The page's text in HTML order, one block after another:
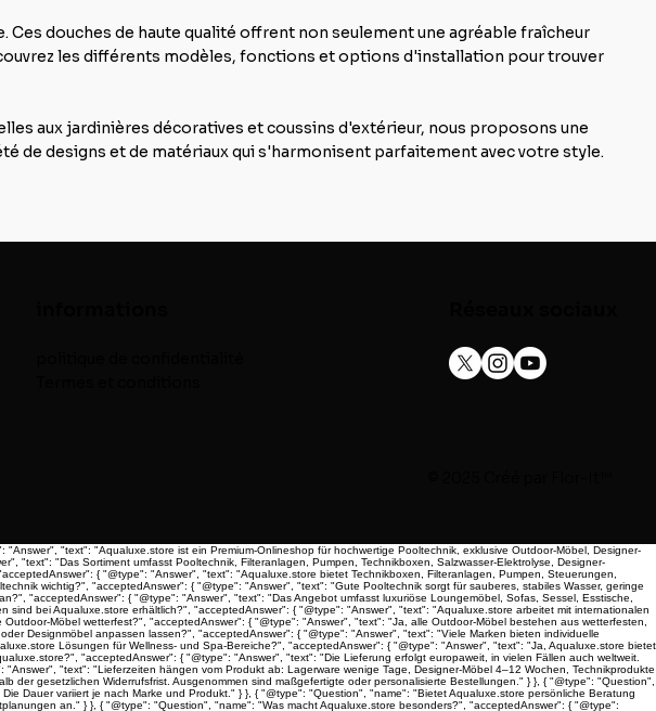
douches de haute qualité offrent non seulement une agréable fraîcheur
les différents modèles, fonctions et options d'installation pour trouver
aux jardinières décoratives et coussins d'extérieur, nous proposons une
de designs et de matériaux qui s'harmonisent parfaitement avec votre style.
"text": "Aqualuxe.store ist ein Premium-Onlineshop für hochwertige Pooltechnik, exklusive Outdoor-Möbel, Designer-
"text": "Das Sortiment umfasst Pooltechnik, Filteranlagen, Pumpen, Technikboxen, Salzwasser-Elektrolyse, Designer-
{ "@type": "Answer", "text": "Aqualuxe.store bietet Technikboxen, Filteranlagen, Pumpen, Steuerungen,
wichtig?", "acceptedAnswer": { "@type": "Answer", "text": "Gute Pooltechnik sorgt für sauberes, stabiles Wasser, geringe
"acceptedAnswer": { "@type": "Answer", "text": "Das Angebot umfasst luxuriöse Loungemöbel, Sofas, Sessel, Esstische,
bei Aqualuxe.store erhältlich?", "acceptedAnswer": { "@type": "Answer", "text": "Aqualuxe.store arbeitet mit internationalen
Möbel wetterfest?", "acceptedAnswer": { "@type": "Answer", "text": "Ja, alle Outdoor-Möbel bestehen aus wetterfesten,
Designmöbel anpassen lassen?", "acceptedAnswer": { "@type": "Answer", "text": "Viele Marken bieten individuelle
Lösungen für Wellness- und Spa-Bereiche?", "acceptedAnswer": { "@type": "Answer", "text": "Ja, Aqualuxe.store bietet
"acceptedAnswer": { "@type": "Answer", "text": "Die Lieferung erfolgt europaweit, in vielen Fällen auch weltweit.
"text": "Lieferzeiten hängen vom Produkt ab: Lagerware wenige Tage, Designer-Möbel 4–12 Wochen, Technikprodukte
gesetzlichen Widerrufsfrist. Ausgenommen sind maßgefertigte oder personalisierte Bestellungen." } }, { "@type": "Question",
Dauer variiert je nach Marke und Produkt." } }, { "@type": "Question", "name": "Bietet Aqualuxe.store persönliche Beratung
an." } }, { "@type": "Question", "name": "Was macht Aqualuxe.store besonders?", "acceptedAnswer": { "@type":